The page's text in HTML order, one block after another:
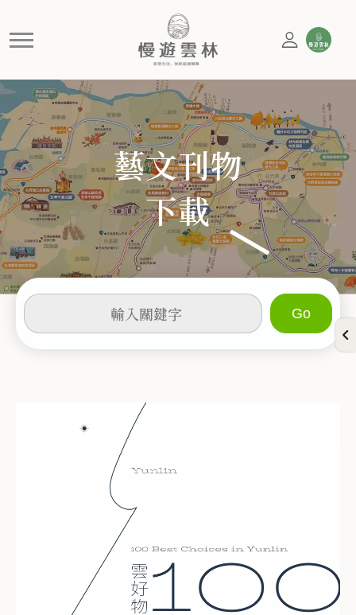
景點
慢遊雲林，享受生活 就是這麼簡單
藝文刊物
下載
輸
入